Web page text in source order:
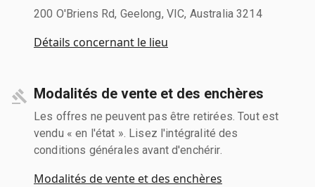
200 O'Briens Rd, Geelong, VIC, Australia 3214
Détails concernant le lieu
Modalités de vente et des enchères
Les offres ne peuvent pas être retirées. Tout est
vendu « en l'état ». Lisez l'intégralité des
conditions générales avant d'enchérir.
Modalités de vente et des enchères